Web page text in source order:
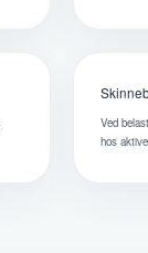
Ved
hos